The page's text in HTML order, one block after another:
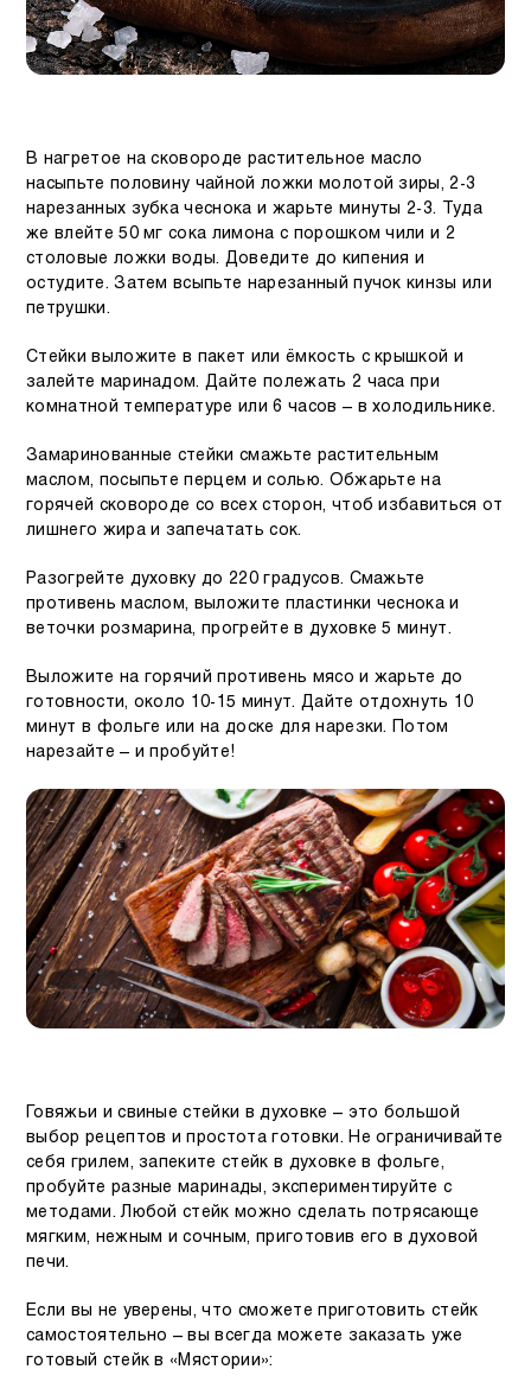
В нагретое на сковороде растительное масло
насыпьте половину чайной ложки молотой зиры, 2-3
нарезанных зубка чеснока и жарьте минуты 2-3. Туда
же влейте 50 мг сока лимона с порошком чили и 2
столовые ложки воды. Доведите до кипения и
остудите. Затем всыпьте нарезанный пучок кинзы или
петрушки.
Стейки выложите в пакет или ёмкость с крышкой и
залейте маринадом. Дайте полежать 2 часа при
комнатной температуре или 6 часов – в холодильнике.
Замаринованные стейки смажьте растительным
маслом, посыпьте перцем и солью. Обжарьте на
горячей сковороде со всех сторон, чтоб избавиться от
лишнего жира и запечатать сок.
Разогрейте духовку до 220 градусов. Смажьте
противень маслом, выложите пластинки чеснока и
веточки розмарина, прогрейте в духовке 5 минут.
Выложите на горячий противень мясо и жарьте до
готовности, около 10-15 минут. Дайте отдохнуть 10
минут в фольге или на доске для нарезки. Потом
нарезайте – и пробуйте!
Говяжьи и свиные стейки в духовке – это большой
выбор рецептов и простота готовки. Не ограничивайте
себя грилем, запеките стейк в духовке в фольге,
пробуйте разные маринады, экспериментируйте с
методами. Любой стейк можно сделать потрясающе
мягким, нежным и сочным, приготовив его в духовой
печи.
Если вы не уверены, что сможете приготовить стейк
самостоятельно – вы всегда можете заказать уже
готовый стейк в «Мястории»: